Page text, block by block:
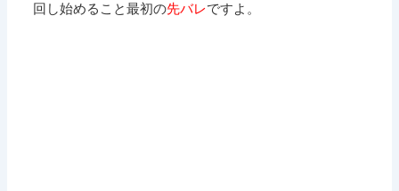
回し始めること最初の先バレですよ。